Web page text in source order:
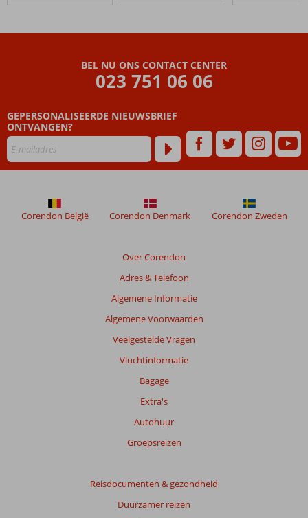
BEL NU ONS CONTACT CENTER
023 751 06 06
GEPERSONALISEERDE NIEUWSBRIEF
ONTVANGEN?
Over Corendon
Adres & Telefoon
Algemene Informatie
Algemene Voorwaarden
Veelgestelde Vragen
Vluchtinformatie
Bagage
Extra's
Autohuur
Groepsreizen
Reisdocumenten & gezondheid
Duurzamer reizen
Corendon België Corendon Denmark Corendon Zweden